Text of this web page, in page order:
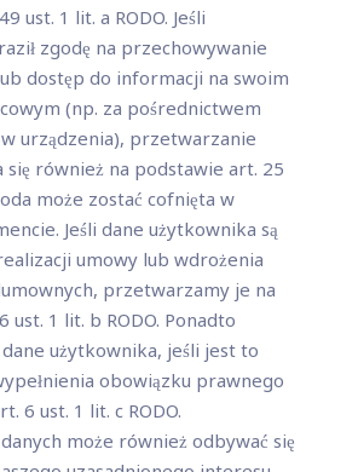
ust. 1 lit. a RODO. Jeśli
zgodę na przechowywanie
dostęp do informacji na swoim
(np. za pośrednictwem
urządzenia), przetwarzanie
się również na podstawie art. 25
może zostać cofnięta w
Jeśli dane użytkownika są
umowy lub wdrożenia
przetwarzamy je na
ust. 1 lit. b RODO. Ponadto
użytkownika, jeśli jest to
obowiązku prawnego
6 ust. 1 lit. c RODO.
może również odbywać się